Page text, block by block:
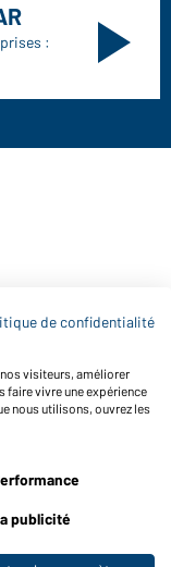
:
Accessibilité
de confidentialité
visiteurs, améliorer
faire vivre une expérience
nous utilisons, ouvrez les
publicité